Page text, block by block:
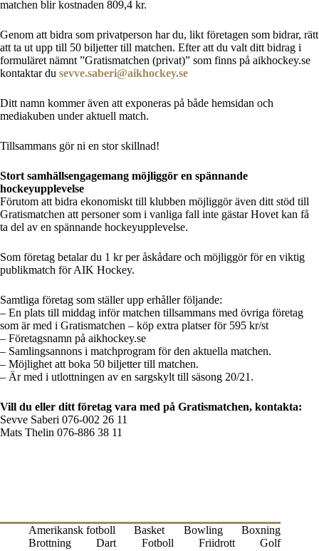
matchen blir kostnaden 809,4 kr.
Genom att bidra som privatperson har du, likt företagen som bidrar, rätt
att ta ut upp till 50 biljetter till matchen. Efter att du valt ditt bidrag i
formuläret nämnt ”Gratismatchen (privat)” som finns på aikhockey.se
kontaktar du sevve.saberi@aikhockey.se
Ditt namn kommer även att exponeras på både hemsidan och
mediakuben under aktuell match.
Tillsammans gör ni en stor skillnad!
Stort samhällsengagemang möjliggör en spännande
hockeyupplevelse
Förutom att bidra ekonomiskt till klubben möjliggör även ditt stöd till
Gratismatchen att personer som i vanliga fall inte gästar Hovet kan få
ta del av en spännande hockeyupplevelse.
Som företag betalar du 1 kr per åskådare och möjliggör för en viktig
publikmatch för AIK Hockey.
Samtliga företag som ställer upp erhåller följande:
– En plats till middag inför matchen tillsammans med övriga företag
som är med i Gratismatchen – köp extra platser för 595 kr/st
– Företagsnamn på aikhockey.se
– Samlingsannons i matchprogram för den aktuella matchen.
– Möjlighet att boka 50 biljetter till matchen.
– Är med i utlottningen av en sargskylt till säsong 20/21.
Vill du eller ditt företag vara med på Gratismatchen, kontakta:
Sevve Saberi 076-002 26 11
Mats Thelin 076-886 38 11
Amerikansk fotboll Basket Bowling
Boxning
Brottning
Dart Fotboll Friidrott
Golf